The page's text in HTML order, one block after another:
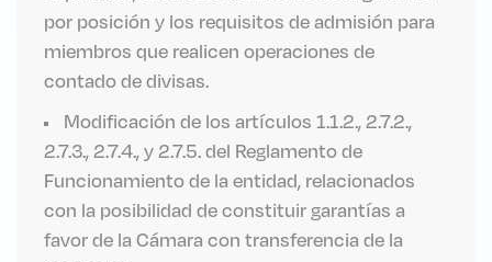
por posición y los requisitos de admisión para
miembros que realicen operaciones de
contado de divisas.
Modificación de los artículos 1.1.2., 2.7.2.,
2.7.3., 2.7.4., y 2.7.5. del Reglamento de
Funcionamiento de la entidad, relacionados
con la posibilidad de constituir garantías a
favor de la Cámara con transferencia de la